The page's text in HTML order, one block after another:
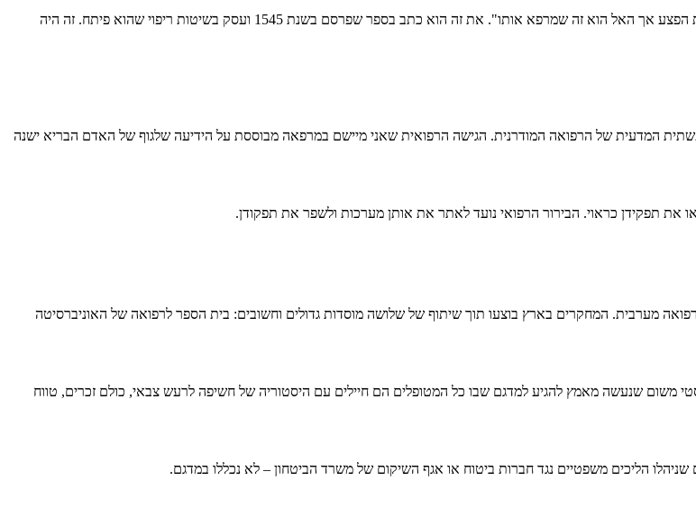
אמברויז פארה (Ambroise Pare) אחד מהספרים-מנתחים הגיע למסקנה מפתיעה: "אני חובש את הפצע אך האל הוא זה שמרפא אותו". את זה הוא כתב בספר שפרסם בשנת 1545 ועסק בשיטות ריפוי שהוא פיתח. זה היה
לראשונה במאה ה- 16, התפתחו בהדרגה והפכו לתשתית המדעית של הרפואה המודרנית. הגישה הרפואית שאני מיישם במרפאה מבוססת על הידיעה שלגוף של האדם הבריא ישנה
תפקידן כראוי. הבירור הרפואי נועד לאתר את אותן מערכות ולשפר את תפקודן.
מערבית. המחקרים בארץ בוצעו תוך שיתוף של שלושה מוסדות גדולים וחשובים: בית הספר לרפואה של האוניברסיטה
משום שנעשה מאמץ להגיע למדגם שבו כל המטופלים הם חיילים עם היסטוריה של חשיפה לרעש צבאי, כולם זכרים, טווח
שניהלו הליכים משפטיים נגד חברות ביטוח או אגף השיקום של משרד הביטחון – לא נכללו במדגם.